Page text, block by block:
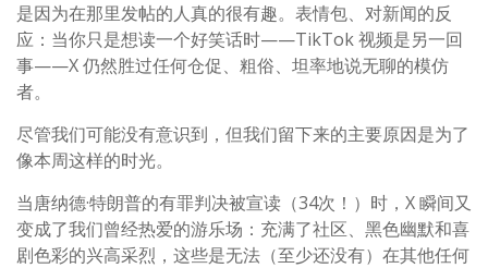
是因为在那里发帖的人真的很有趣。表情包、对新闻的反
应：当你只是想读一个好笑话时——TikTok 视频是另一回
事——X 仍然胜过任何仓促、粗俗、坦率地说无聊的模仿
者。
尽管我们可能没有意识到，但我们留下来的主要原因是为了
像本周这样的时光。
当唐纳德·特朗普的有罪判决被宣读（34次！）时，X 瞬间又
变成了我们曾经热爱的游乐场：充满了社区、黑色幽默和喜
剧色彩的兴高采烈，这些是无法（至少还没有）在其他任何